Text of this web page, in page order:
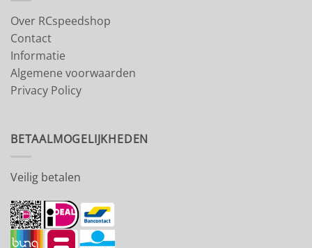
Over RCspeedshop
Contact
Informatie
Algemene voorwaarden
Privacy Policy
BETAALMOGELIJKHEDEN
Veilig betalen